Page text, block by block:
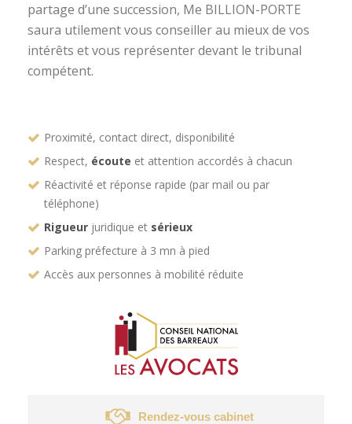
partage d’une succession, Me BILLION-PORTE
saura utilement vous conseiller au mieux de vos
intérêts et vous représenter devant le tribunal
compétent.
Proximité, contact direct, disponibilité
Respect, écoute et attention accordés à chacun
Réactivité et réponse rapide (par mail ou par
téléphone)
Rigueur juridique et sérieux
Parking préfecture à 3 mn à pied
Accès aux personnes à mobilité réduite
Rendez-vous cabinet